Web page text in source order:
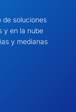
de soluciones
y en la nube
y medianas